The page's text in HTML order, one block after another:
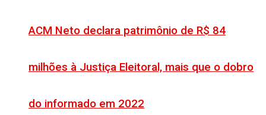
ACM Neto declara patrimônio de R$ 84
milhões à Justiça Eleitoral, mais que o dobro
do informado em 2022